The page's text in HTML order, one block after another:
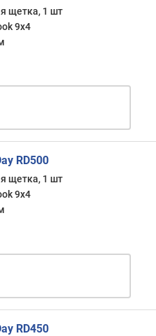
щетка, 1 шт
9x4
RD500
щетка, 1 шт
9x4
RD450